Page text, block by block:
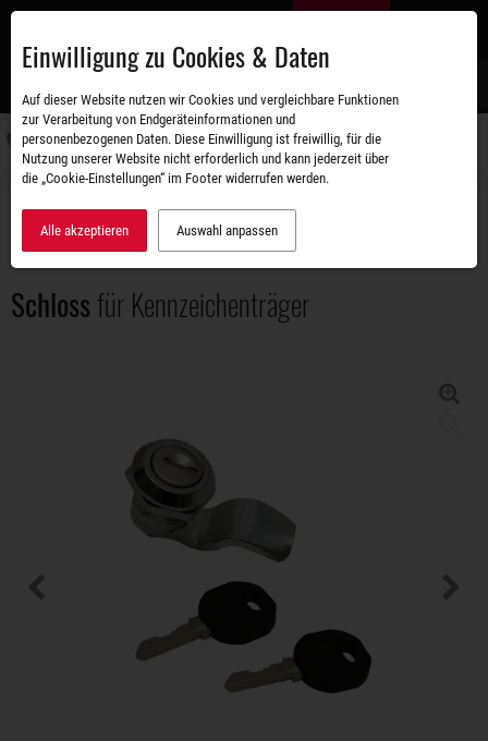
Zum
Schlossfür Kennzeichenträger
Einwilligung zu Cookies & Daten
Auf dieser Website nutzen wir Cookies und vergleichbare Funktionen
zur Verarbeitung von Endgeräteinformationen und
personenbezogenen Daten. Diese Einwilligung ist freiwillig, für die
Nutzung unserer Website nicht erforderlich und kann jederzeit über
die „Cookie-Einstellungen“ im Footer widerrufen werden.
Alle akzeptieren Auswahl anpassen